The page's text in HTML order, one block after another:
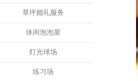
草坪婚礼服务
休闲泡泡屋
灯光球场
练习场